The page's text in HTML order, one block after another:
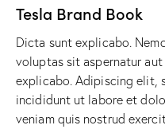
Tesla Brand Book
Dicta sunt explicabo.
voluptas sit aspernatur
explicabo. Adipiscing elit,
incididunt ut labore et
veniam quis nostrud